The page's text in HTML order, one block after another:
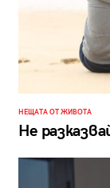
НЕЩАТА ОТ ЖИВОТА
Не